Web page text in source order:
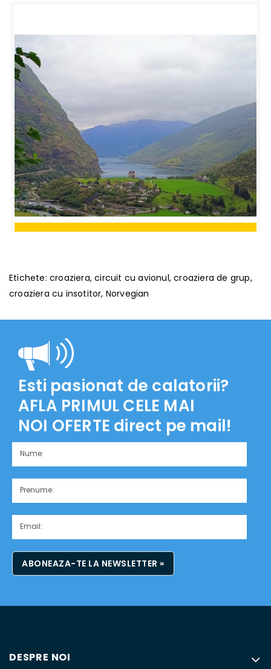
1.895€
Etichete: croaziera,circuit cu avionul,croaziera de grup,
croaziera cu insotitor, Norvegian
Esti pasionat de calatorii?
AFLA PRIMUL CELE MAI
NOI OFERTE direct pe mail!
ABONEAZA-TE LA NEWSLETTER »
DESPRE NOI